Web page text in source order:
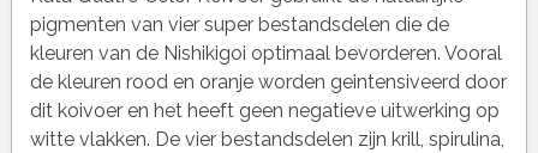
pigmenten van vier super bestandsdelen die de
kleuren van de Nishikigoi optimaal bevorderen. Vooral
de kleuren rood en oranje worden geintensiveerd door
dit koivoer en het heeft geen negatieve uitwerking op
witte vlakken. De vier bestandsdelen zijn krill, spirulina,